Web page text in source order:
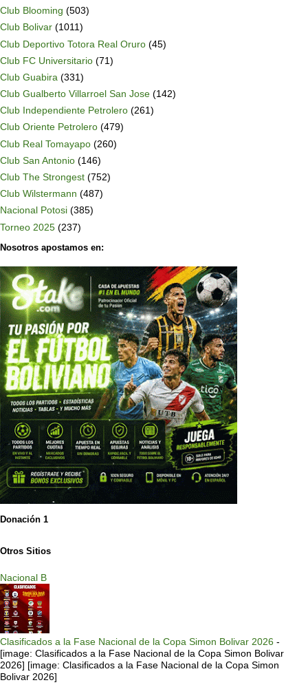
Club Blooming (503)
Club Bolivar (1011)
Club Deportivo Totora Real Oruro (45)
Club FC Universitario (71)
Club Guabira (331)
Club Gualberto Villarroel San Jose (142)
Club Independiente Petrolero (261)
Club Oriente Petrolero (479)
Club Real Tomayapo (260)
Club San Antonio (146)
Club The Strongest (752)
Club Wilstermann (487)
Nacional Potosi (385)
Torneo 2025 (237)
Nosotros apostamos en:
Donación 1
Otros Sitios
Nacional B
Clasificados a la Fase Nacional de la Copa Simon Bolivar 2026 -
[image: Clasificados a la Fase Nacional de la Copa Simon Bolivar
2026] [image: Clasificados a la Fase Nacional de la Copa Simon
Bolivar 2026]